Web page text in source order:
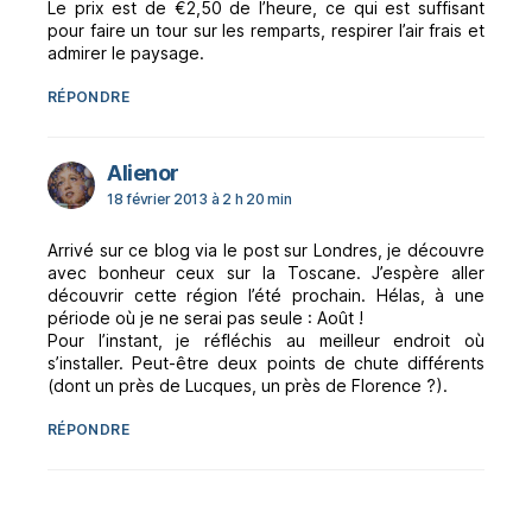
Le prix est de €2,50 de l’heure, ce qui est suffisant
pour faire un tour sur les remparts, respirer l’air frais et
admirer le paysage.
RÉPONDRE
Alienordit :
18 février 2013 à 2 h 20 min
Arrivé sur ce blog via le post sur Londres, je découvre
avec bonheur ceux sur la Toscane. J’espère aller
découvrir cette région l’été prochain. Hélas, à une
période où je ne serai pas seule : Août !
Pour l’instant, je réfléchis au meilleur endroit où
s’installer. Peut-être deux points de chute différents
(dont un près de Lucques, un près de Florence ?).
RÉPONDRE